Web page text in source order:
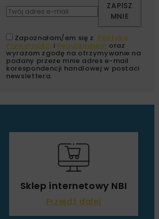
ZAPISZ
MNIE
Zapoznałam/em się z Polityką
Prywatności i Regulaminem oraz
wyrażam zgodę na otrzymywanie na
podany przeze mnie adres e-mail
korespondencji handlowej w postaci
newslettera.
Sklep internetowy NBI
Przejdź dalej